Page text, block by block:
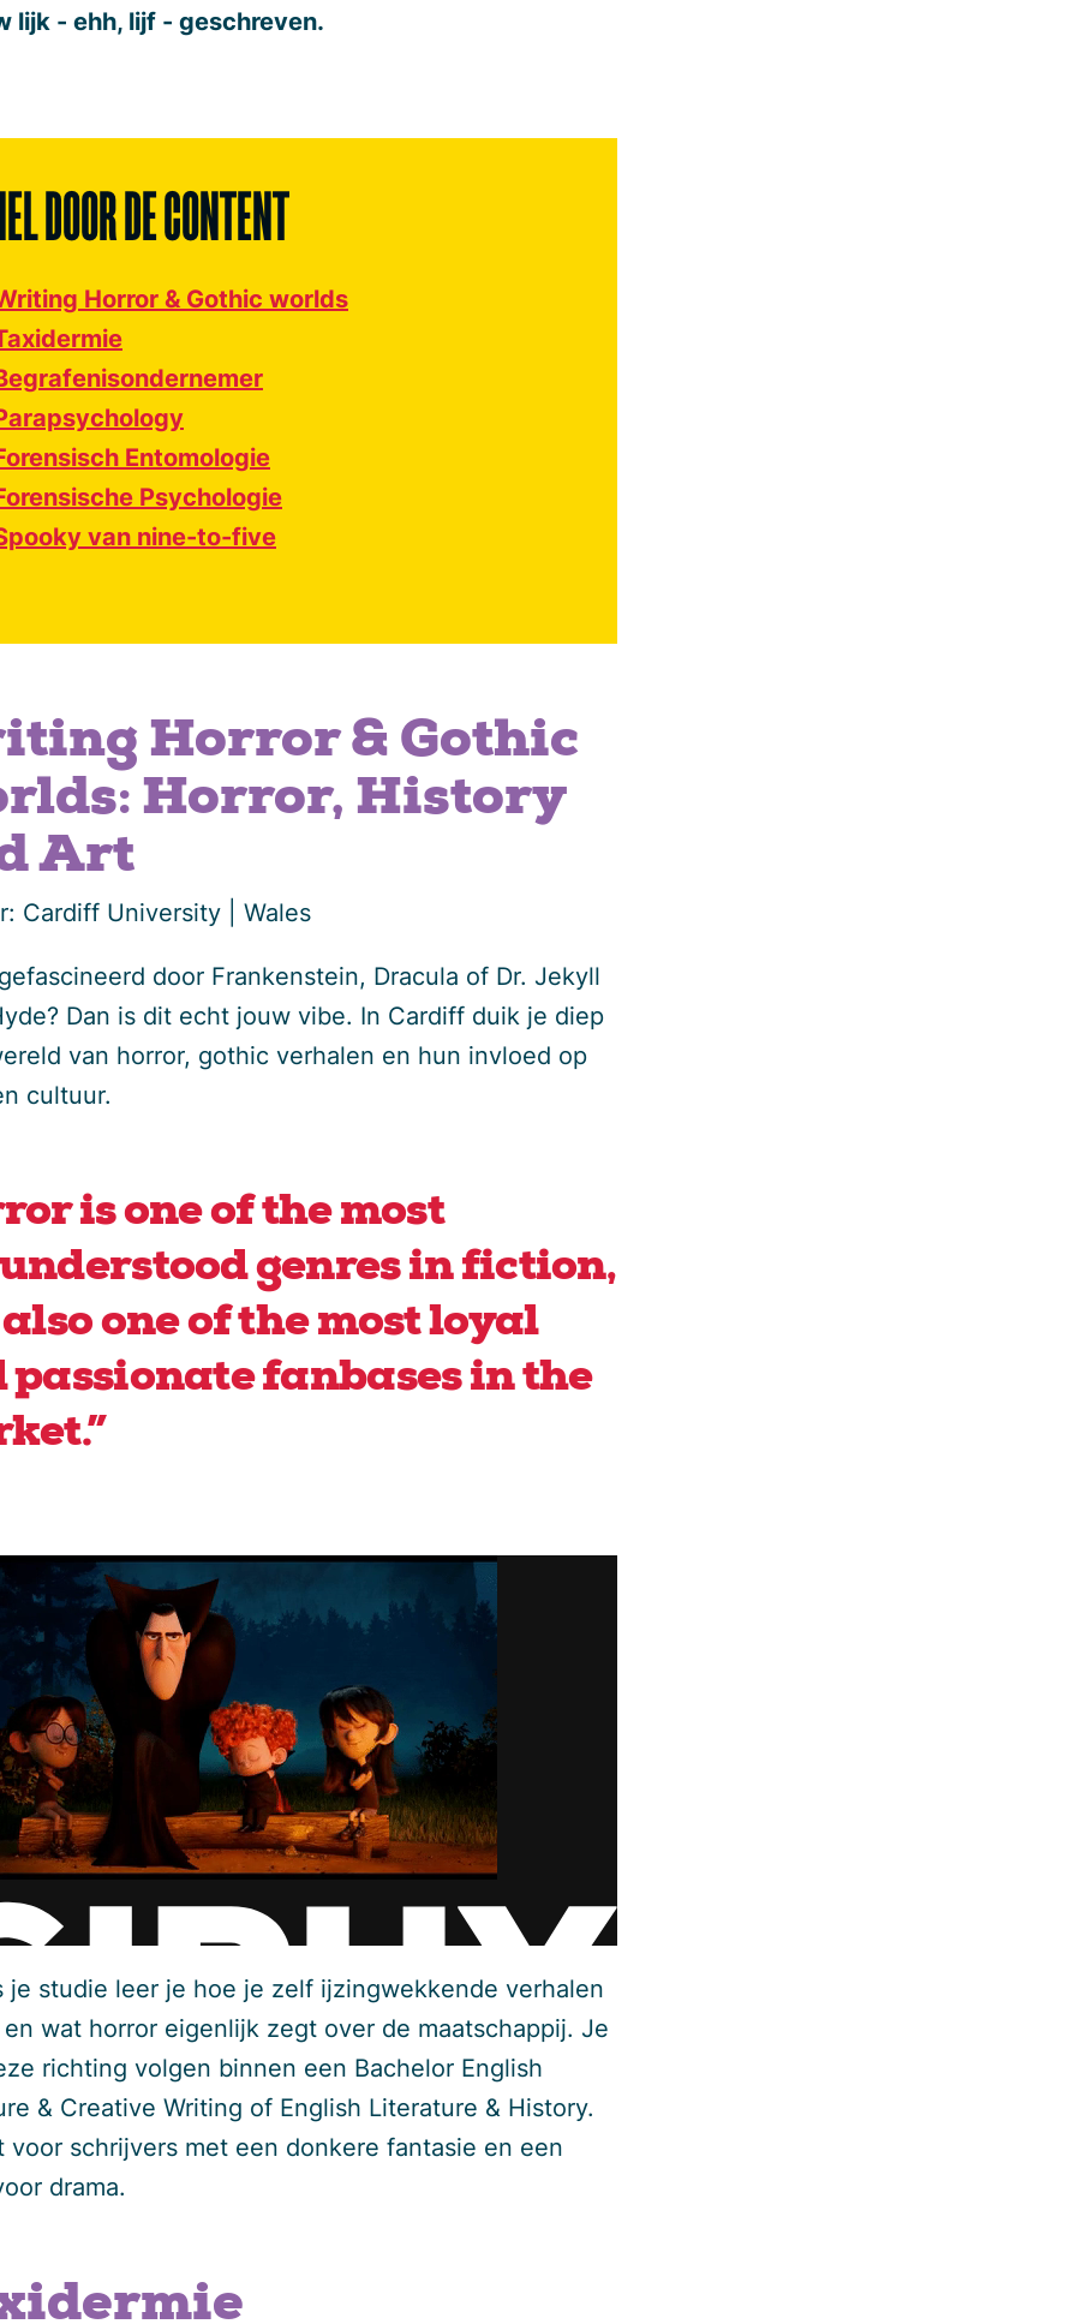
lijk - ehh, lijf - geschreven.
DOOR DE CONTENT
Horror & Gothic worlds
Entomologie
Psychologie
van nine-to-five
Horror & Gothic
Horror, History
Art
Cardiff University | Wales
door Frankenstein, Dracula of Dr. Jekyll
Dan is dit echt jouw vibe. In Cardiff duik je diep
van horror, gothic verhalen en hun invloed op
cultuur.
is one of the most
genres in fiction,
one of the most loyal
passionate fanbases in the
je studie leer je hoe je zelf ijzingwekkende verhalen
wat horror eigenlijk zegt over de maatschappij. Je
richting volgen binnen een Bachelor English
& Creative Writing of English Literature & History.
voor schrijvers met een donkere fantasie en een
drama.